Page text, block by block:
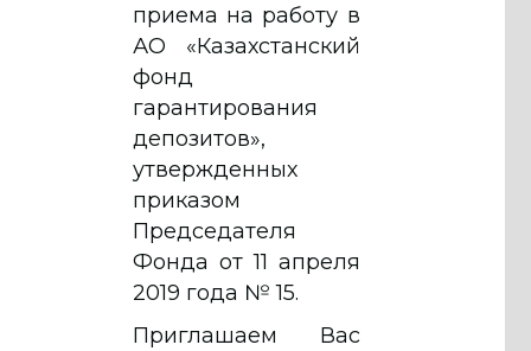
приема на работу в
АО «Казахстанский
фонд
гарантирования
депозитов»,
утвержденных
приказом
Председателя
Фонда от 11 апреля
2019 года № 15.
Приглашаем Вас